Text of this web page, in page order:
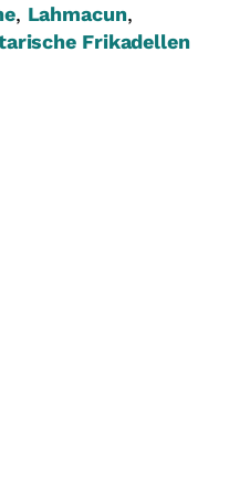
, Lahmacun,
Frikadellen